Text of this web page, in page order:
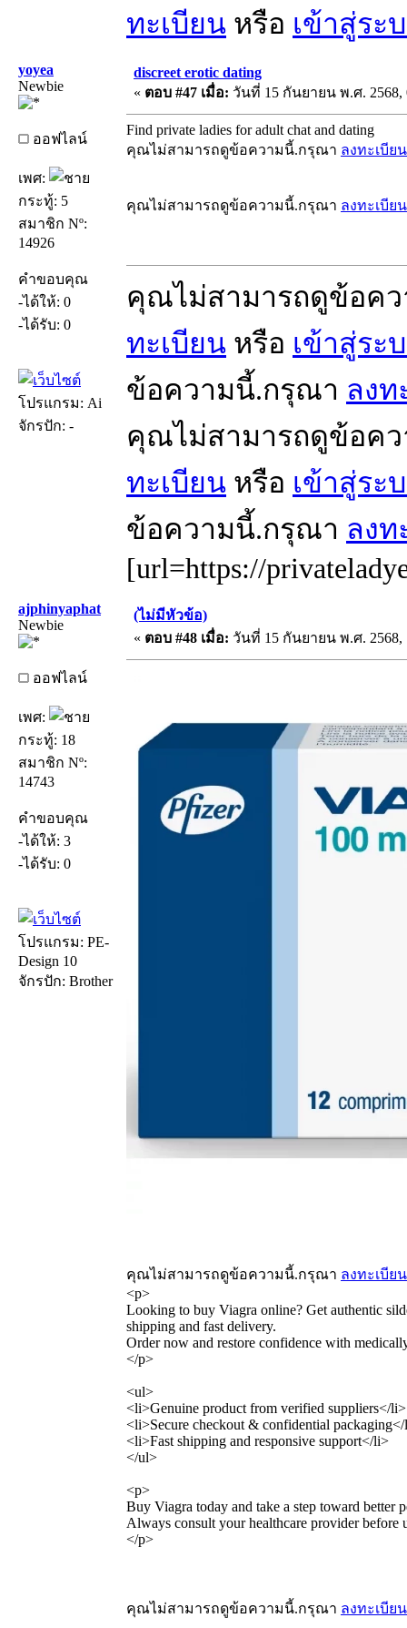
ทะเบียน หรือ เข้าสู่ระ
yoyea
Newbie
ออฟไลน์
เพศ:
กระทู้: 5
สมาชิก Nº:
14926
คำขอบคุณ
-ได้ให้: 0
-ได้รับ: 0
โปรแกรม: Ai
จักรปัก: -
discreet erotic dating
« ตอบ #47 เมื่อ: วันที่ 15 กันยายน พ.ศ. 2568,
Find private ladies for adult chat and dating
คุณไม่สามารถดูข้อความนี้.กรุณา ลงทะเบียน
คุณไม่สามารถดูข้อความนี้.กรุณา ลงทะเบียน
คุณไม่สามารถดูข้อค
ทะเบียน หรือ เข้าสู่ระ
ข้อความนี้.กรุณา ลงท
คุณไม่สามารถดูข้อค
ทะเบียน หรือ เข้าสู่ระ
ข้อความนี้.กรุณา ลงท
[url=https://
ajphinyaphat
Newbie
ออฟไลน์
เพศ:
กระทู้: 18
สมาชิก Nº:
14743
คำขอบคุณ
-ได้ให้: 3
-ได้รับ: 0
โปรแกรม: PE-
Design 10
จักรปัก: Brother
(ไม่มีหัวข้อ)
« ตอบ #48 เมื่อ: วันที่ 15 กันยายน พ.ศ. 2568,
คุณไม่สามารถดูข้อความนี้.กรุณา ลงทะเบียน
<p>
Looking to buy Viagra online? Get authentic
shipping and fast delivery.
Order now and restore confidence with
</p>
<ul>
<li>Genuine product from verified suppliers</li>
<li>Secure checkout & confidential
<li>Fast shipping and responsive support</li>
</ul>
<p>
Buy Viagra today and take a step toward better
Always consult your healthcare provider before
</p>
คุณไม่สามารถดูข้อความนี้.กรุณา ลงทะเบียน